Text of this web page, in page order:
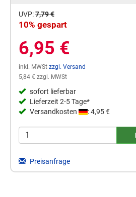
UVP:7,79 €
10% gespart
6,95 €
inkl. MWSt zzgl. Versand
5,84 € zzgl. MWSt
sofort lieferbar
Lieferzeit 2-5 Tage*
Versandkosten
: 4,95 €
Preisanfrage